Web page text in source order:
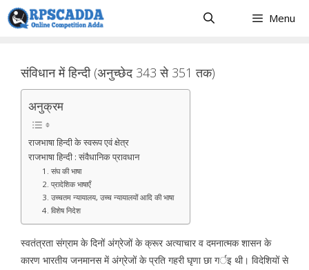
Skip
to
Menu
संविधान में हिन्दी (अनुच्छेद 343 से 351 तक)
अनुक्रम
राजभाषा हिन्दी के स्वरूप एवं क्षेत्र
राजभाषा हिन्दी : संवैधानिक प्रावधान
1. संघ की भाषा
2. प्रादेशिक भाषाएँ
3. उच्चतम न्यायालय, उच्च न्यायालयों आदि की भाषा
4. विशेष निदेश
स्वतंत्रता संग्राम के दिनों अंग्रेजों के क्रूर अत्याचार व दमनात्मक शासन के
कारण भारतीय जनमानस में अंग्रेजों के प्रति गहरी घृणा छा गर्इ थी। विदेशियों से